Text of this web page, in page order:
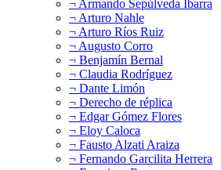
¬ Armando Sepúlveda Ibarra
¬ Arturo Nahle
¬ Arturo Ríos Ruiz
¬ Augusto Corro
¬ Benjamín Bernal
¬ Claudia Rodríguez
¬ Dante Limón
¬ Derecho de réplica
¬ Edgar Gómez Flores
¬ Eloy Caloca
¬ Fausto Alzati Araiza
¬ Fernando Garcilita Herrera